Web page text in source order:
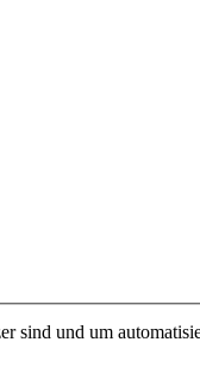
sind und um